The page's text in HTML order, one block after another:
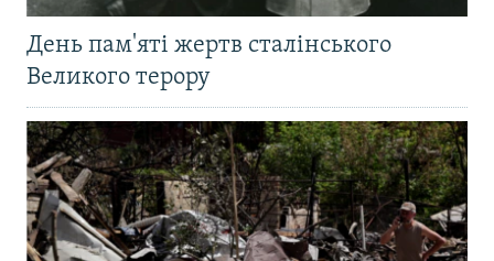
День пам'яті жертв сталінського
Великого терору